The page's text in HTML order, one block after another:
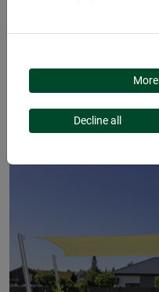
VOILE
CAPRI
Decline all